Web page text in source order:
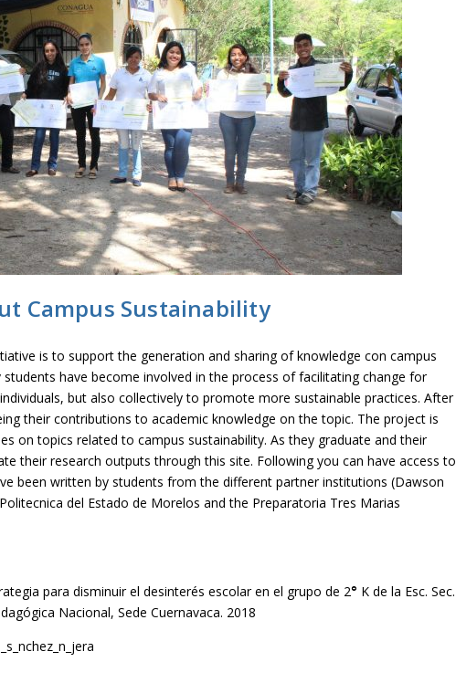
Campus Sustainability
is to support the generation and sharing of knowledge con campus
have become involved in the process of facilitating change for
but also collectively to promote more sustainable practices. After
their contributions to academic knowledge on the topic. The project is
on topics related to campus sustainability. As they graduate and their
their research outputs through this site. Following you can have access to
been written by students from the different partner institutions (Dawson
del Estado de Morelos and the Preparatoria Tres Marias
para disminuir el desinterés escolar en el grupo de 2° K de la Esc. Sec.
Nacional, Sede Cuernavaca. 2018